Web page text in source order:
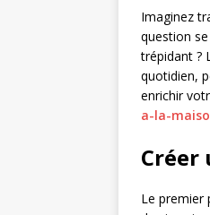
Imaginez
question
trépidant ?
quotidien,
enrichir
a-la-
Le premier